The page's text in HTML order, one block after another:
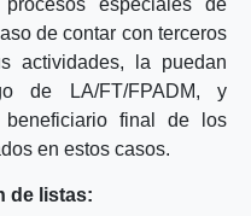
especiales de
de contar con terceros
actividades, la puedan
de LA/FT/FPADM, y
beneficiario final de los
en estos casos.
de listas: